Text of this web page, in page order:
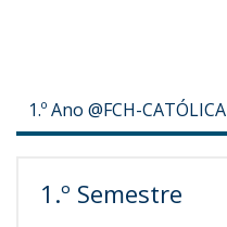
1.º Ano @FCH-CATÓLICA
1.º Semestre